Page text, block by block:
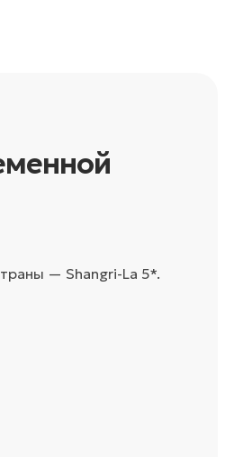
— Shangri-La 5*.